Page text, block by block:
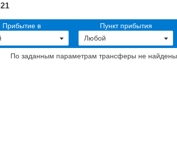
Прибытие в Пункт прибытия
По заданным параметрам трансферы не найдены